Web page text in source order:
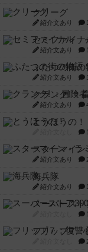
クリーグ
紹介文あり
セミファイ
紹介文あり
ふたつの街の
紹介文あり
クランク! ：
紹介文あり
とうほうの！
スターマイ
紹介文あり
海兵隊
紹介文あり
スーパースト
フリップ７：